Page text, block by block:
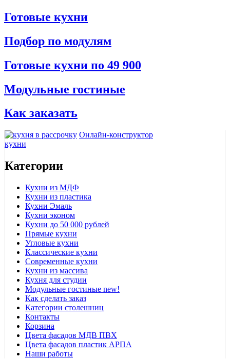
Готовые кухни
Подбор по модулям
Готовые кухни по 49 900
Модульные гостиные
Как заказать
Онлайн-конструктор
кухни
Категории
Кухни из МДФ
Кухни из пластика
Кухни Эмаль
Кухни эконом
Кухни до 50 000 рублей
Прямые кухни
Угловые кухни
Классические кухни
Современные кухни
Кухни из массива
Кухня для студии
Модульные гостиные new!
Как сделать заказ
Категории столешниц
Контакты
Корзина
Цвета фасадов МДВ ПВХ
Цвета фасадов пластик АРПА
Наши работы